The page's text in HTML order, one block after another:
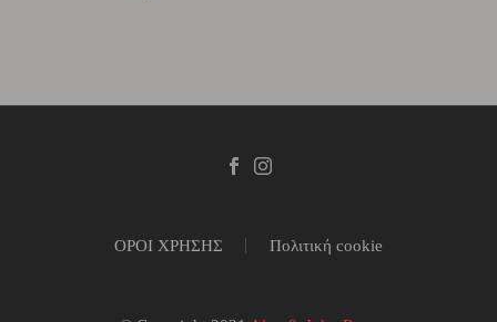
ΟΡΟΙ ΧΡΗΣΗΣ Πολιτική cookie